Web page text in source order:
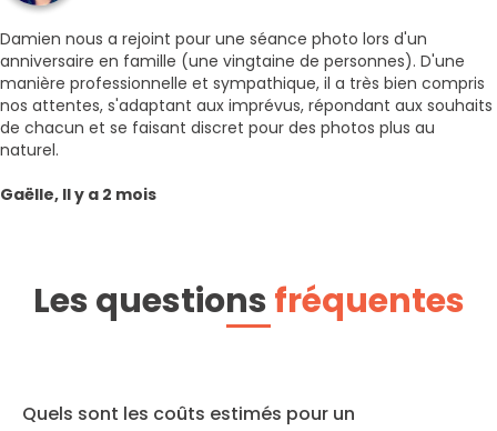
Damien nous a rejoint pour une séance photo lors d'un
anniversaire en famille (une vingtaine de personnes). D'une
manière professionnelle et sympathique, il a très bien compris
nos attentes, s'adaptant aux imprévus, répondant aux souhaits
de chacun et se faisant discret pour des photos plus au
naturel.
Gaëlle, Il y a 2 mois
Les questionsfréquentes
Quels sont les coûts estimés pour un